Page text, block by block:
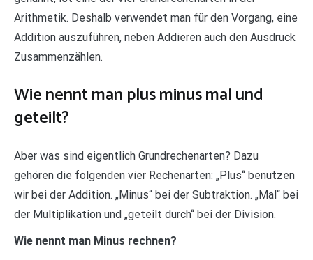
Arithmetik. Deshalb verwendet man für den Vorgang, eine
Addition auszuführen, neben Addieren auch den Ausdruck
Zusammenzählen.
Wie nennt man plus minus mal und
geteilt?
Aber was sind eigentlich Grundrechenarten? Dazu
gehören die folgenden vier Rechenarten: „Plus“ benutzen
wir bei der Addition. „Minus“ bei der Subtraktion. „Mal“ bei
der Multiplikation und „geteilt durch“ bei der Division.
Wie nennt man Minus rechnen?